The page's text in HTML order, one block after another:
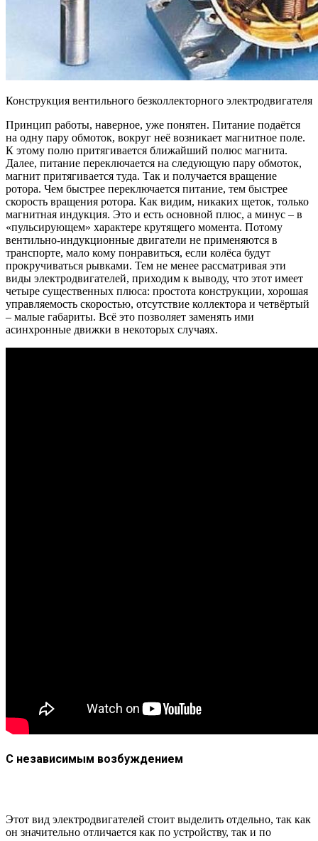
Конструкция вентильного безколлекторного электродвигателя
Принцип работы, наверное, уже понятен. Питание подаётся
на одну пару обмоток, вокруг неё возникает магнитное поле.
К этому полю притягивается ближайший полюс магнита.
Далее, питание переключается на следующую пару обмоток,
магнит притягивается туда. Так и получается вращение
ротора. Чем быстрее переключается питание, тем быстрее
скорость вращения ротора. Как видим, никаких щеток, только
магнитная индукция. Это и есть основной плюс, а минус – в
«пульсирующем» характере крутящего момента. Потому
вентильно-индукционные двигатели не применяются в
транспорте, мало кому понравиться, если колёса будут
прокручиваться рывками. Тем не менее рассматривая эти
виды электродвигателей, приходим к выводу, что этот имеет
четыре существенных плюса: простота конструкции, хорошая
управляемость скоростью, отсутствие коллектора и четвёртый
– малые габариты. Всё это позволяет заменять ими
асинхронные движки в некоторых случаях.
С независимым возбуждением
Этот вид электродвигателей стоит выделить отдельно, так как
он значительно отличается как по устройству, так и по